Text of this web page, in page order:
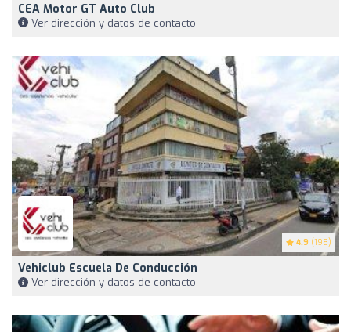
CEA Motor GT Auto Club
Ver dirección y datos de contacto
4.9 (198)
Vehiclub Escuela De Conducción
Ver dirección y datos de contacto